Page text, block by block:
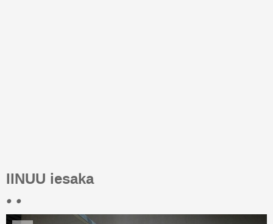
IINUU iesaka
• •